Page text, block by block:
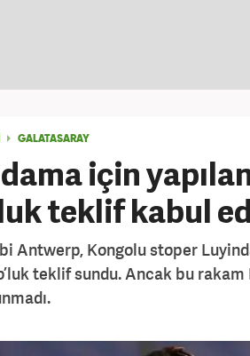
GALATASARAY
için
teklif kabul
Antwerp, Kongolu stoper
teklif sundu. Ancak bu rakam